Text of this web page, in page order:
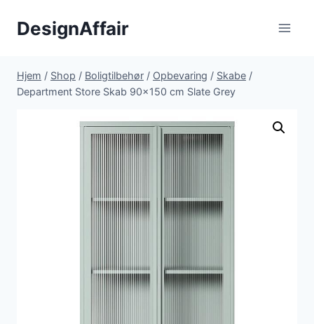
DesignAffair
Hjem / Shop / Boligtilbehør / Opbevaring / Skabe /
Department Store Skab 90×150 cm Slate Grey